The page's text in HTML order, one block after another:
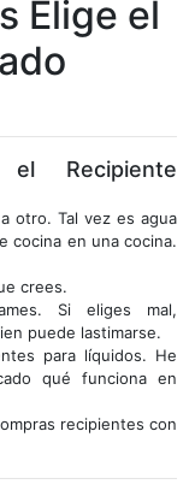
Elige el
el Recipiente
otro. Tal vez es agua
cocina en una cocina.
crees.
Si eliges mal,
puede lastimarse.
para líquidos. He
qué funciona en
recipientes con